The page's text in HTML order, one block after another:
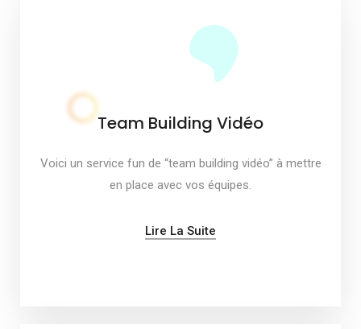
Team Building Vidéo
Voici un service fun de “team building vidéo” à mettre
en place avec vos équipes.
Lire La Suite